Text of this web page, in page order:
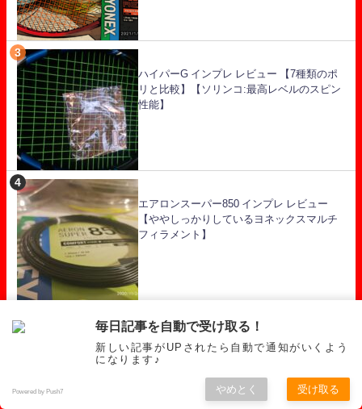
ハイパーG インプレ レビュー 【7種類のポ
リと比較】【ソリンコ:最高レベルのスピン
性能】
エアロンスーパー850 インプレ レビュー
【ややしっかりしているヨネックスマルチ
フィラメント】
テニス ナイロンガット インプレ レビューを
徹底比較 【あなたにおすすめはどれ
だ！！】
毎日記事を自動で受け取る！
新しい記事がUPされたら自動で通知がいくよう
になります♪
Powered by Push7 やめとく 受け取る